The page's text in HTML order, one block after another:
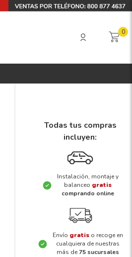
0
Todas tus compras
incluyen:
Instalación, montaje y
balanceo gratis
comprando online
Envío gratis o recoge en
cualquiera de nuestras
más de75 sucursales